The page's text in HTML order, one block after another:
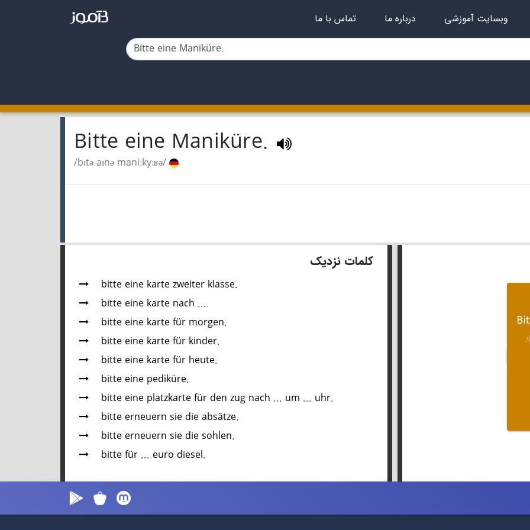
وبسایت آموزشی درباره ما تماس با ما
Bitte eine Maniküre.
/bɪtə aɪnə maniːkyːʁə/
کلمات نزدیک
bitte eine karte zweiter klasse.
bitte eine karte nach ...
bitte eine karte für morgen.
bitte eine karte für kinder.
bitte eine karte für heute.
bitte eine pediküre.
bitte eine platzkarte für den zug nach ... um ... uhr.
bitte erneuern sie die absätze.
bitte erneuern sie die sohlen.
bitte für ... euro diesel.